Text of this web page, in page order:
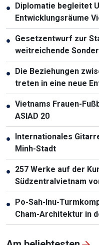
● Diplomatie begleitet
Entwicklungsräume
● Gesetzentwurf zur
weitreichende
Stadt vor
● Die Beziehungen
treten in eine neue
● Vietnams Frauen-
ASIAD 20
● Internationales
Minh-Stadt
● 257 Werke auf der
Südzentralvietnam
● Po-Sah-Inu-
Cham-Architektur in